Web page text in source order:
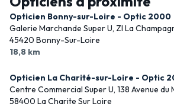
Opticien Bonny-sur-Loire - Optic 2000
Galerie Marchande Super U, ZI La
45420 Bonny-Sur-Loire
18,8 km
Opticien La Charité-sur-Loire - Optic
Centre Commercial Super U, 138 Avenue du
58400 La Charite Sur Loire